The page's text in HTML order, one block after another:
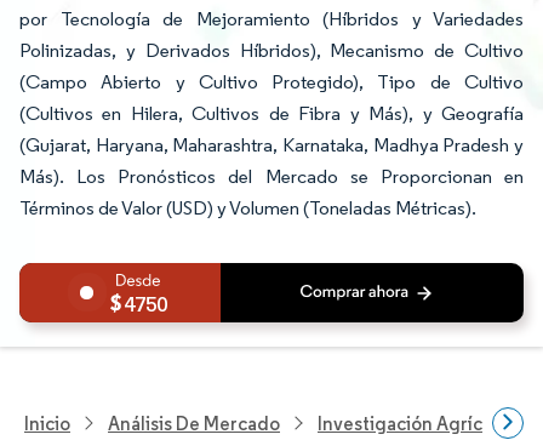
por Tecnología de Mejoramiento (Híbridos y Variedades
Polinizadas, y Derivados Híbridos), Mecanismo de Cultivo
(Campo Abierto y Cultivo Protegido), Tipo de Cultivo
(Cultivos en Hilera, Cultivos de Fibra y Más), y Geografía
(Gujarat, Haryana, Maharashtra, Karnataka, Madhya Pradesh y
Más). Los Pronósticos del Mercado se Proporcionan en
Términos de Valor (USD) y Volumen (Toneladas Métricas).
4750
Inicio Análisis De Mercado Investigación Agrícola